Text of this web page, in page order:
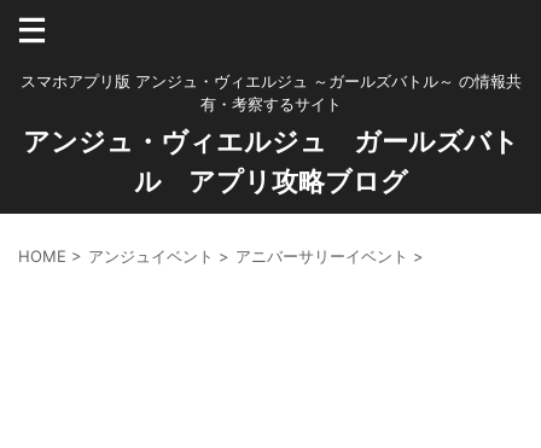
スマホアプリ版 アンジュ・ヴィエルジュ ～ガールズバトル～ の情報共
有・考察するサイト
アンジュ・ヴィエルジュ ガールズバト
ル アプリ攻略ブログ
HOME > アンジュイベント > アニバーサリーイベント >